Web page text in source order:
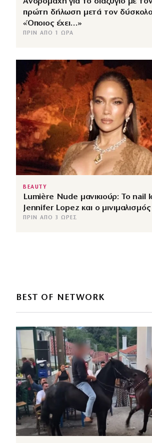
πρώτη δήλωση μετά τον
«Όποιος έχει…»
ΠΡΙΝ ΑΠΌ 1 ΏΡΑ
BEAUTY
Lumière Nude μανικιούρ: Το nail
Jennifer Lopez και ο μινιμαλισμός
ΠΡΙΝ ΑΠΌ 3 ΏΡΕΣ
BEST OF NETWORK